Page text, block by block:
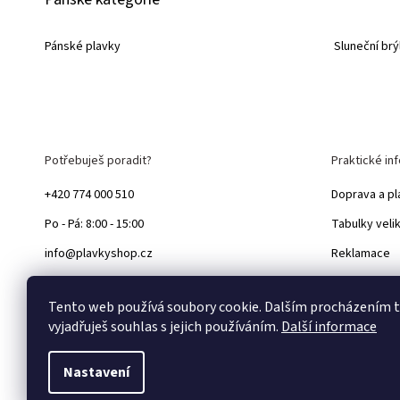
Tento web používá soubory cookie. Dalším procházením
vyjadřuješ souhlas s jejich používáním. Další informace
Nastavení
Pánské plavky Sluneční
Potřebuješ poradit?
+420 774 000 510
Po - Pá: 8:00 - 15:00
info@plavkyshop.cz
Praktické
Doprava a
Tabulky
Reklamace
Blog